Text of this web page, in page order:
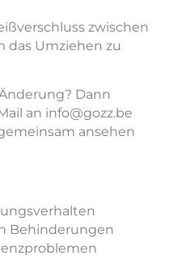
zwischen
das Umziehen zu
Dann
an info@gozz.be
ansehen
Behinderungen